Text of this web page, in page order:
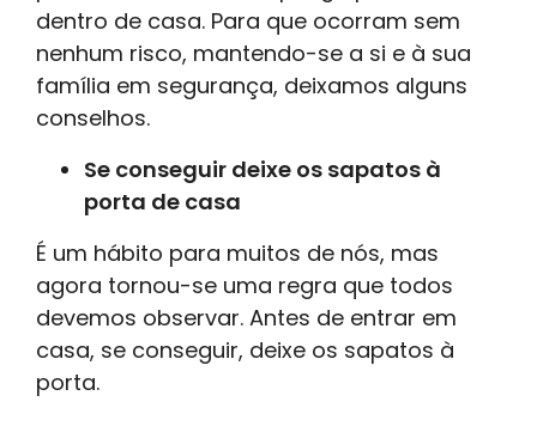
dentro de casa. Para que ocorram sem
nenhum risco, mantendo-se a si e à sua
família em segurança, deixamos alguns
conselhos.
Se conseguir deixe os sapatos à
porta de casa
É um hábito para muitos de nós, mas
agora tornou-se uma regra que todos
devemos observar. Antes de entrar em
casa, se conseguir, deixe os sapatos à
porta.